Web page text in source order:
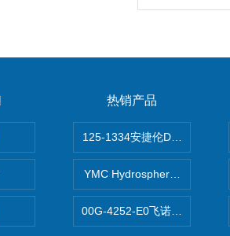
热销产品
125-1334安捷伦DB-624色谱
YMC Hydrosphere C18亲水
00G-4252-E0飞诺美Luna